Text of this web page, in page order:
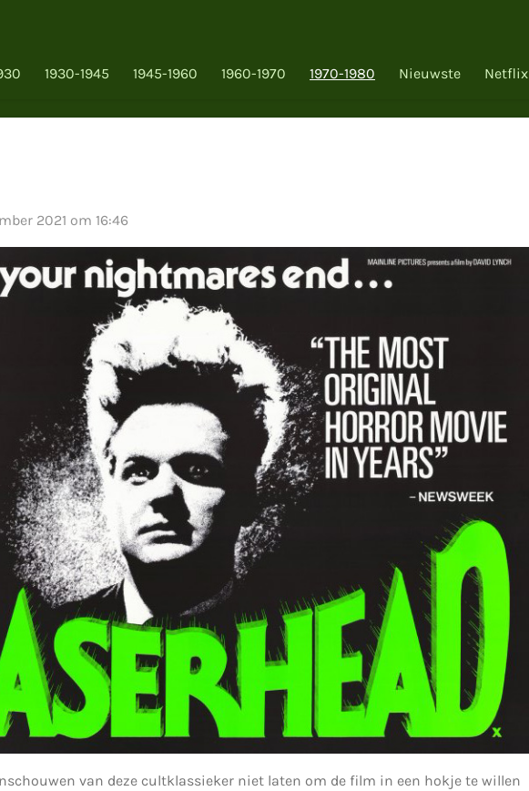
1930-1945 1945-1960 1960-1970 1970-1980 Nieuwste Netflix
2021 om 16:46
van deze cultklassieker niet laten om de film in een hokje te willen